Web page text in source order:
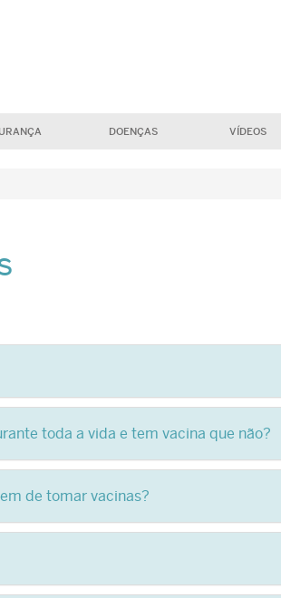
DOENÇAS VÍDEOS
toda a vida e tem vacina que não?
de tomar vacinas?